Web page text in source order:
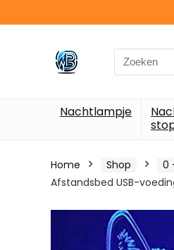
Search
for:
Nachtlampje
Home Shop 0
Afstandsbed USB-